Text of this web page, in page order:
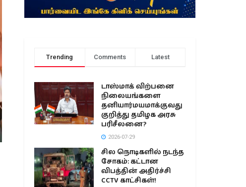
Trending Comments Latest
டாஸ்மாக் விற்பனை
நிலையங்களை
தனியார்மயமாக்குவது
குறித்து தமிழக அரசு
பரிசீலனை?
2026-07-29
சில நொடிகளில் நடந்த
சோகம்: கட்டான
விபத்தின் அதிர்ச்சி
CCTV காட்சிகள்!